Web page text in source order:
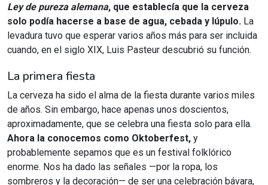
Ley de pureza alemana, que establecía que la cerveza
solo podía hacerse a base de agua, cebada y lúpulo. La
levadura tuvo que esperar varios años más para ser incluida
cuando, en el siglo XIX, Luis Pasteur descubrió su función.
La primera fiesta
La cerveza ha sido el alma de la fiesta durante varios miles
de años. Sin embargo, hace apenas unos doscientos,
aproximadamente, que se celebra una fiesta solo para ella.
Ahora la conocemos como Oktoberfest, y
probablemente sepamos que es un festival folklórico
enorme. Nos ha dado las señales —por la ropa, los
sombreros y la decoración— de ser una celebración bávara,